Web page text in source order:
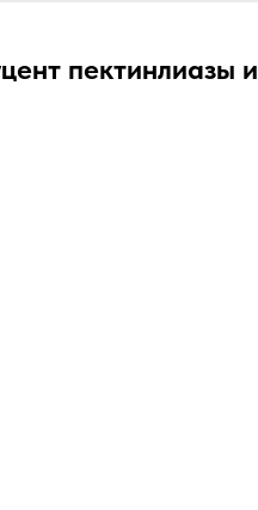
пектинлиазы и